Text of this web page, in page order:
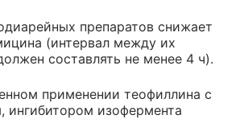
препаратов снижает
(интервал между их
составлять не менее 4 ч).
применении теофиллина с
ингибитором изофермента